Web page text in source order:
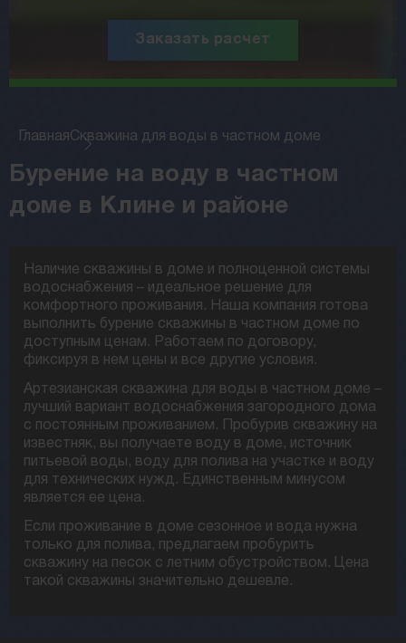
Заказать расчет
ГлавнаяСкважина для воды в частном доме
Бурение на воду в частном
доме в Клине и районе
Наличие скважины в доме и полноценной системы
водоснабжения – идеальное решение для
комфортного проживания. Наша компания готова
выполнить бурение скважины в частном доме по
доступным ценам. Работаем по договору,
фиксируя в нем цены и все другие условия.
Артезианская скважина для воды в частном доме –
лучший вариант водоснабжения загородного дома
с постоянным проживанием. Пробурив скважину на
известняк, вы получаете воду в доме, источник
питьевой воды, воду для полива на участке и воду
для технических нужд. Единственным минусом
является ее цена.
Если проживание в доме сезонное и вода нужна
только для полива, предлагаем пробурить
скважину на песок с летним обустройством. Цена
такой скважины значительно дешевле.